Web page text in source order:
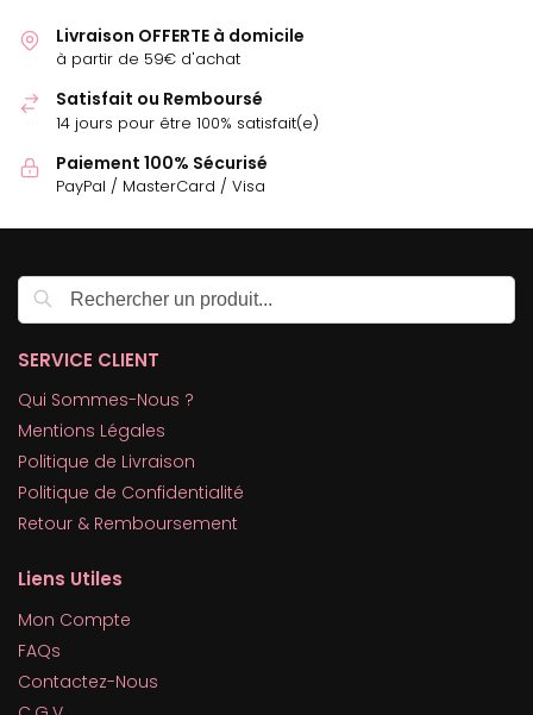
Livraison OFFERTE à domicile
à partir de 59€ d'achat
Satisfait ou Remboursé
14 jours pour être 100% satisfait(e)
Paiement 100% Sécurisé
PayPal / MasterCard / Visa
SERVICE CLIENT
Qui Sommes-Nous ?
Mentions Légales
Politique de Livraison
Politique de Confidentialité
Retour & Remboursement
Liens Utiles
Mon Compte
FAQs
Contactez-Nous